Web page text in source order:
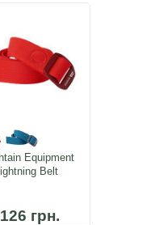
Equipment
Belt
грн.